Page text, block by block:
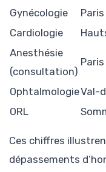
Gynécologie
Paris
Cardiologie
Anesthésie
(consultation)
Paris
OphtalmologieVal-
ORL
Ces chiffres
dépassements